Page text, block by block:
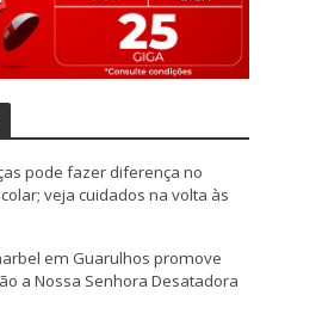
pode fazer diferença no
veja cuidados na volta às
em Guarulhos promove
a Nossa Senhora Desatadora